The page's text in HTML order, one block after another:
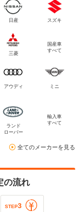
日産 スズキ
三菱
国産車
すべて
アウディ ミニ
ランド
ローバー
輸入車
すべて
全てのメーカーを見る
の流れ
STEP3